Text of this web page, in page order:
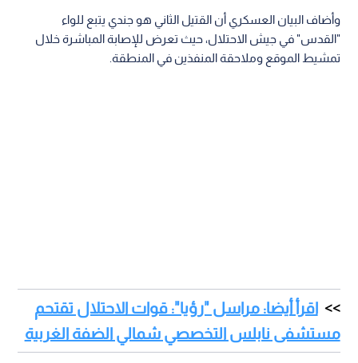
وأضاف البيان العسكري أن القتيل الثاني هو جندي يتبع للواء
"القدس" في جيش الاحتلال، حيث تعرض للإصابة المباشرة خلال
تمشيط الموقع وملاحقة المنفذين في المنطقة.
اقرأ أيضا: مراسل "رؤيا": قوات الاحتلال تقتحم
مستشفى نابلس التخصصي شمالي الضفة الغربية